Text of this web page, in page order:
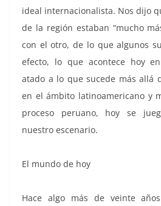
ideal internacionalista. Nos dijo
de la región estaban “mucho
con el otro, de lo que algunos
efecto, lo que acontece hoy
atado a lo que sucede más allá
en el ámbito latinoamericano y
proceso peruano, hoy se
nuestro escenario.
El mundo de hoy
Hace algo más de veinte